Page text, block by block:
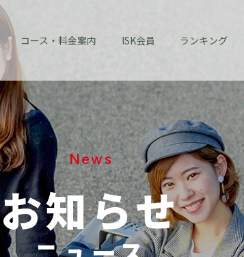
コース・料金案内 ISK会員 ランキング
News
お知らせ